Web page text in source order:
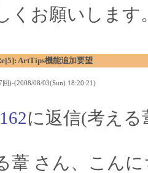
くお願いします
ArtTips機能追加要望
回)-(2008/08/03(Sun) 18:20:21)
に返信(考え
葦 さん、こんに